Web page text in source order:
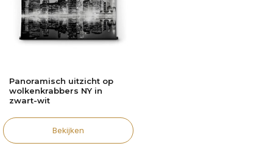
Panoramisch uitzicht op
wolkenkrabbers NY in
zwart-wit
Bekijken